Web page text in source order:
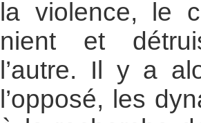
la violence, le
nient et
l’autre. Il y a
l’opposé, les